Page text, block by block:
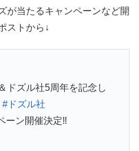
が当たるキャンペーンなど開
ストから↓
ドズル社5周年を記念し
#ドズル社
ーン開催決定‼